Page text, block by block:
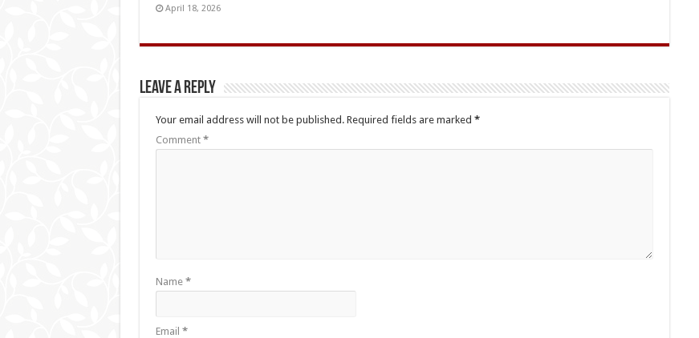
April 18, 2026
Leave a Reply
Your email address will not be published. Required fields are marked *
Comment *
Name *
Email *